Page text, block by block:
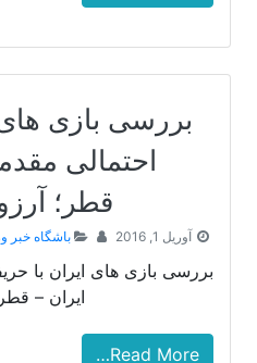
بررسی بازی های
قطر؛
آوریل 1, 2016 باشگاه خبر
ایران –
Read More…